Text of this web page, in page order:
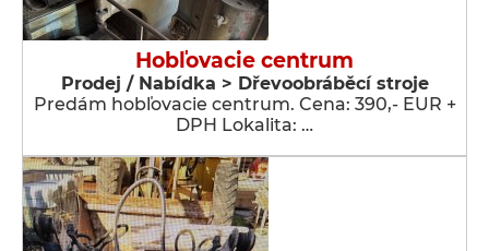
Hobľovacie centrum
Prodej / Nabídka > Dřevoobráběcí stroje
Predám hobľovacie centrum. Cena: 390,- EUR +
DPH Lokalita: …